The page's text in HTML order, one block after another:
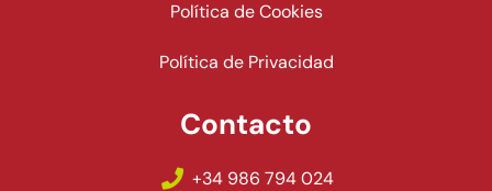
Política de Cookies
Política de Privacidad
Contacto
+34 986 794 024